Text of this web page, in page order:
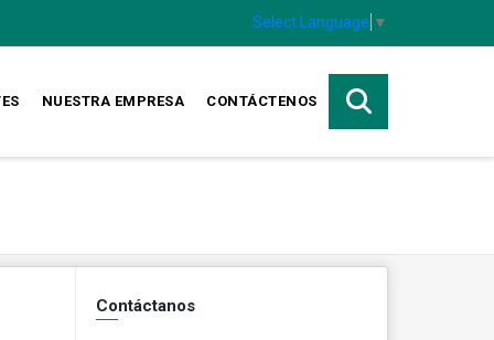
Select Language ▼
NUESTRA EMPRESA CONTÁCTENOS
Contáctanos